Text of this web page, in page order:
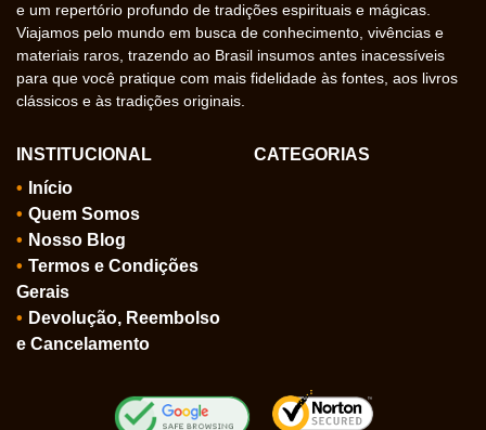
e um repertório profundo de tradições espirituais e mágicas.
Viajamos pelo mundo em busca de conhecimento, vivências e
materiais raros, trazendo ao Brasil insumos antes inacessíveis
para que você pratique com mais fidelidade às fontes, aos livros
clássicos e às tradições originais.
INSTITUCIONAL
Início
Quem Somos
Nosso Blog
Termos e Condições
Gerais
Devolução, Reembolso
e Cancelamento
CATEGORIAS